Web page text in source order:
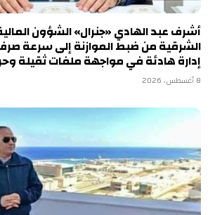
أشرف عبد الهادي «جنرال» الشؤون المالية
الشرقية من ضبط الموازنة إلى سرعة
إدارة هادئة في مواجهة ملفات ثقيلة
8 أغسطس، 2026